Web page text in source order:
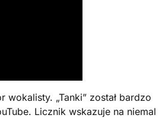
„Tanki” został bardzo
Licznik wskazuje na niemal